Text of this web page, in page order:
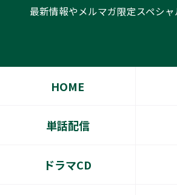
最新情報やメルマガ限定スペシャ
HOME
単話配信
ドラマCD